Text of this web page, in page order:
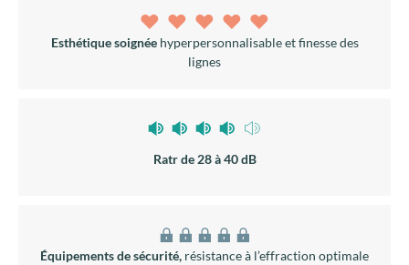
Esthétique soignée hyperpersonnalisable et finesse des
lignes
Ratr de 28 à 40 dB
Équipements de sécurité, résistance à l’effraction optimale